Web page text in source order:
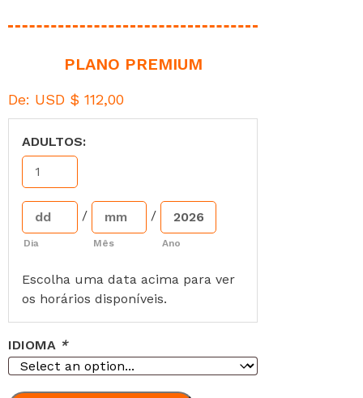
PLANO PREMIUM
De: USD $ 112,00
ADULTOS:
Dia
/
Mês
/
Ano
Escolha uma data acima para ver
os horários disponíveis.
IDIOMA *